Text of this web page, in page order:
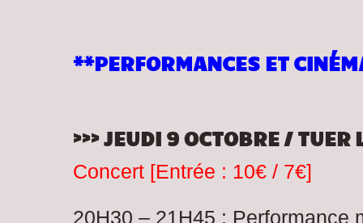
**PERFORMANCES ET
>>> JEUDI 9 OCTOBRE / TUER
Concert [Entrée : 10€ / 7€]
20H30 – 21H45 : Performance